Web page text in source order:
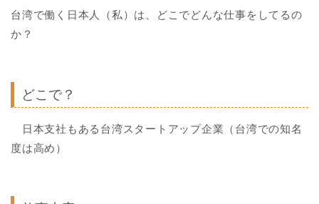
台湾で働く日本人（私）は、どこでどんな仕事をしてるの
か？
どこで？
日本支社もある台湾スタートアップ企業（台湾での知名
度は高め）